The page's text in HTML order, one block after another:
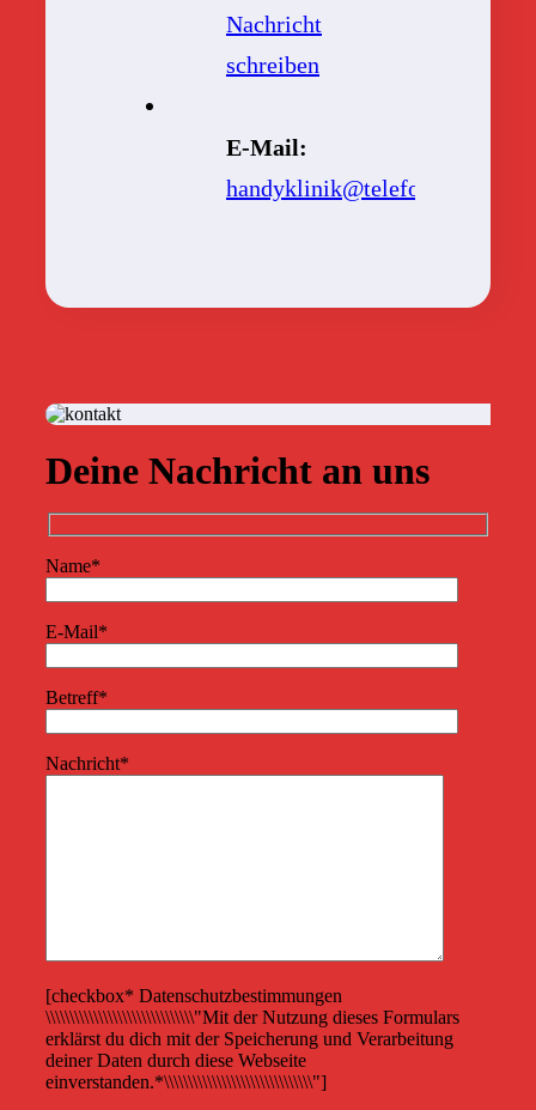
Nachricht
schreiben
E-Mail:
handyklinik@telefonic.com
Deine Nachricht an uns
Name*
E-Mail*
Betreff*
Nachricht*
[checkbox* Datenschutzbestimmungen
\\\\\\\\\\\\\\\\\\\\\\\\\\\\\\\"Mit der Nutzung dieses Formulars
erklärst du dich mit der Speicherung und Verarbeitung
deiner Daten durch diese Webseite
einverstanden.*\\\\\\\\\\\\\\\\\\\\\\\\\\\\\\\"]